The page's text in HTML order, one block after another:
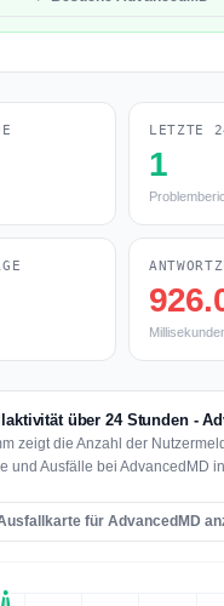
LETZTE
1
über 24 Stunden -
zeigt die Anzahl der
und Ausfälle bei AdvancedMD
für AdvancedMD